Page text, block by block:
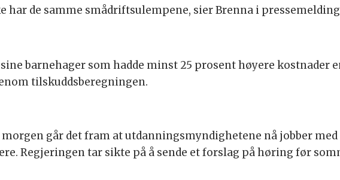
de samme smådriftsulempene, sier Brenna i
barnehager som hadde minst 25 prosent høyere kostnader
tilskuddsberegningen.
går det fram at utdanningsmyndighetene nå jobber
Regjeringen tar sikte på å sende et forslag på høring før